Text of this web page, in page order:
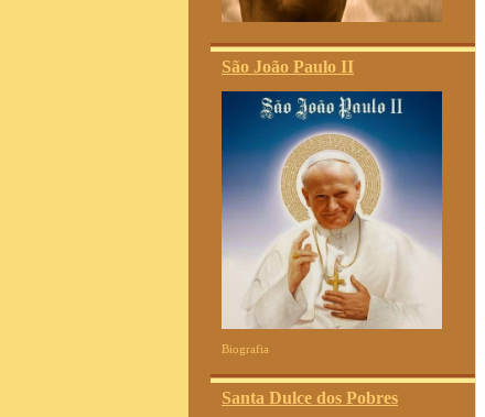
São João Paulo II
Biografia
Santa Dulce dos Pobres